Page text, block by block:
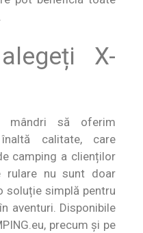
X-
mândri să oferim
calitate, care
camping a clienților
rulare nu sunt doar
soluție simplă pentru
aventuri. Disponibile
precum și pe